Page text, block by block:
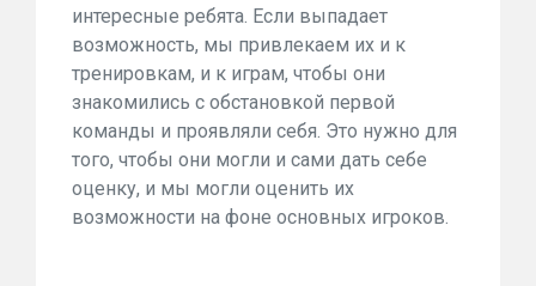
интересные ребята. Если выпадает
возможность, мы привлекаем их и к
тренировкам, и к играм, чтобы они
знакомились с обстановкой первой
команды и проявляли себя. Это нужно для
того, чтобы они могли и сами дать себе
оценку, и мы могли оценить их
возможности на фоне основных игроков.